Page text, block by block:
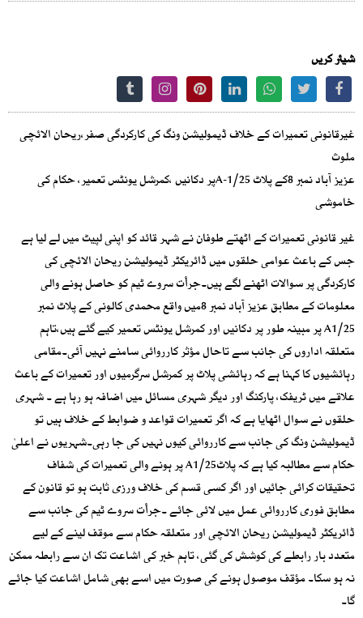
شیئر کریں
غیرقانونی تعمیرات کے خلاف ڈیمولیشن ونگ کی کارکردگی صفر،ریحان الائچی
ملوث
عزیز آباد نمبر 8کے پلاٹ A-1/25پر دکانیں ،کمرشل یونٹس تعمیر، حکام کی
خاموشی
غیر قانونی تعمیرات کے اٹھتے طوفان نے شہر قائد کو اپنی لپیٹ میں لے لیا ہے
جس کے باعث عوامی حلقوں میں ڈائریکٹر ڈیمولیشن ریحان الائچی کی
کارکردگی پر سوالات اٹھنے لگے ہیں۔جرأت سروے ٹیم کو حاصل ہونے والی
معلومات کے مطابق عزیز آباد نمبر 8میں واقع محمدی کالونی کے پلاٹ نمبر
A1/25 پر مبینہ طور پر دکانیں اور کمرشل یونٹس تعمیر کیے گئے ہیں،تاہم
متعلقہ اداروں کی جانب سے تاحال مؤثر کارروائی سامنے نہیں آئی۔مقامی
رہائشیوں کا کہنا ہے کہ رہائشی پلاٹ پر کمرشل سرگرمیوں اور تعمیرات کے باعث
علاقے میں ٹریفک، پارکنگ اور دیگر شہری مسائل میں اضافہ ہو رہا ہے ۔ شہری
حلقوں نے سوال اٹھایا ہے کہ اگر تعمیرات قواعد و ضوابط کے خلاف ہیں تو
ڈیمولیشن ونگ کی جانب سے کارروائی کیوں نہیں کی جا رہی۔شہریوں نے اعلیٰ
حکام سے مطالبہ کیا ہے کہ پلاٹA1/25 پر ہونے والی تعمیرات کی شفاف
تحقیقات کرائی جائیں اور اگر کسی قسم کی خلاف ورزی ثابت ہو تو قانون کے
مطابق فوری کارروائی عمل میں لائی جائے ۔جرأت سروے ٹیم کی جانب سے
ڈائریکٹر ڈیمولیشن ریحان الائچی اور متعلقہ حکام سے موقف لینے کے لیے
متعدد بار رابطے کی کوشش کی گئی، تاہم خبر کی اشاعت تک ان سے رابطہ ممکن
نہ ہو سکا۔ مؤقف موصول ہونے کی صورت میں اسے بھی شامل اشاعت کیا جائے
گا۔